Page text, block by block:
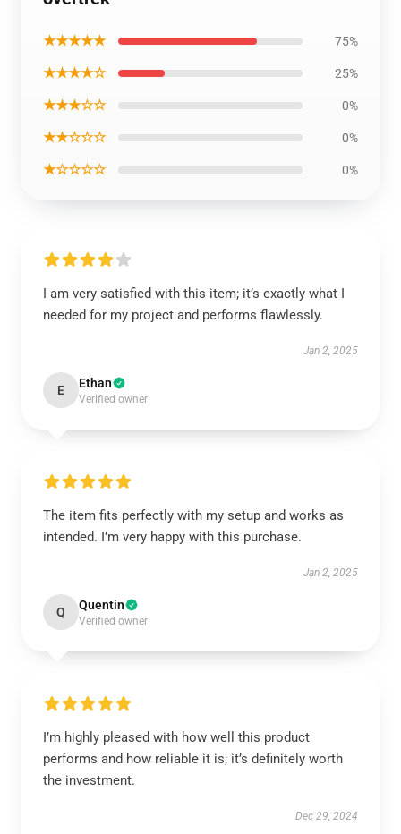
★★★★★ 75%
★★★★☆ 25%
★★★☆☆ 0%
★★☆☆☆ 0%
★☆☆☆☆ 0%
I am very satisfied with this item; it’s exactly what I
needed for my project and performs flawlessly.
Jan 2, 2025
E Ethan
Verified owner
The item fits perfectly with my setup and works as
intended. I’m very happy with this purchase.
Jan 2, 2025
Q Quentin
Verified owner
I’m highly pleased with how well this product
performs and how reliable it is; it’s definitely worth
the investment.
Dec 29, 2024